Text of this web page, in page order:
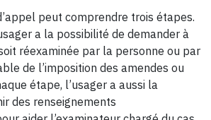
peut comprendre trois étapes.
a la possibilité de demander à
réexaminée par la personne ou par
de l’imposition des amendes ou
étape, l’usager a aussi la
des renseignements